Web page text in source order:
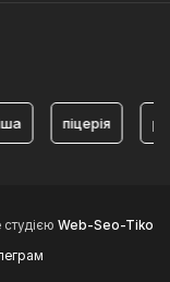
піцерія
Web-Seo-Tiko